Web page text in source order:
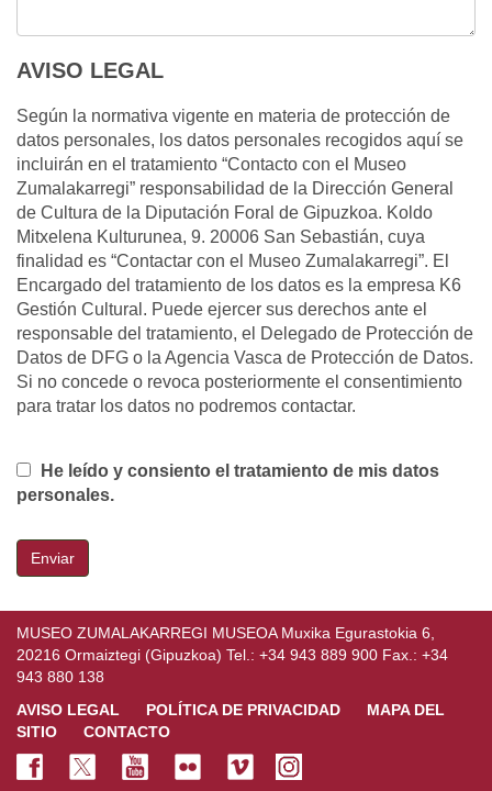
AVISO LEGAL
Según la normativa vigente en materia de protección de
datos personales, los datos personales recogidos aquí se
incluirán en el tratamiento “Contacto con el Museo
Zumalakarregi” responsabilidad de la Dirección General
de Cultura de la Diputación Foral de Gipuzkoa. Koldo
Mitxelena Kulturunea, 9. 20006 San Sebastián, cuya
finalidad es “Contactar con el Museo Zumalakarregi”. El
Encargado del tratamiento de los datos es la empresa K6
Gestión Cultural. Puede ejercer sus derechos ante el
responsable del tratamiento, el Delegado de Protección de
Datos de DFG o la Agencia Vasca de Protección de Datos.
Si no concede o revoca posteriormente el consentimiento
para tratar los datos no podremos contactar.
He leído y consiento el tratamiento de mis datos
personales.
Enviar
MUSEO ZUMALAKARREGI MUSEOA Muxika Egurastokia 6,
20216 Ormaiztegi (Gipuzkoa) Tel.: +34 943 889 900 Fax.: +34
943 880 138
AVISO LEGAL
POLÍTICA DE PRIVACIDAD
MAPA DEL
SITIO
CONTACTO